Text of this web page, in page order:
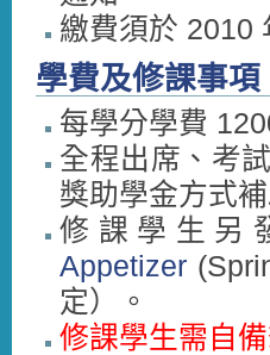
繳費須於 2010
學費及修課事項
每學分學費
全程出席、考
獎助學金方式
修課學生另
Appetizer
定）。
修課學生需自